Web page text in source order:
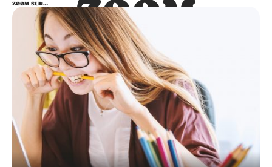
ZOOM
SUR…
ZOOM SUR…